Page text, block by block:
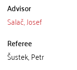
Advisor
Salač, Josef
Referee
Šustek, Petr